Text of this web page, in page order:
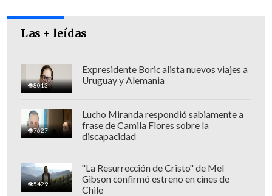
Las + leídas
8013
Expresidente Boric alista nuevos viajes a
Uruguay y Alemania
7627
Lucho Miranda respondió sabiamente a
frase de Camila Flores sobre la
discapacidad
5429
"La Resurrección de Cristo" de Mel
Gibson confirmó estreno en cines de
Chile